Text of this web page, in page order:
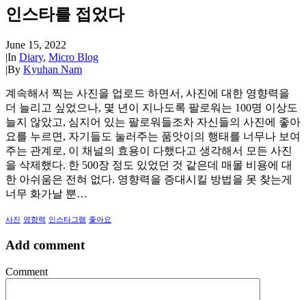
인스타를 접었다
June 15, 2022
|In Diary, Micro Blog
|By Kyuhan Nam
계속해서 찍는 사진을 업로드 하면서, 사진에 대한 영향력을
더 늘리고 싶었으나, 몇 년이 지나도록 팔로워는 100명 이상도
늘지 않았고, 심지어 있는 팔로워들조차 자신들의 사진에 좋아
요를 누르면, 자기들도 눌러주는 품앗이의 행태를 너무나 보여
주는 관계로, 이 채널의 효용이 다했다고 생각해서 모든 사진
을 삭제했다. 한 500장 정도 있었던 것 같은데 매몰 비용에 대
한 아쉬움은 전혀 없다. 영향력을 증대시킬 방법을 못 찾는게
너무 화가날 뿐…
사진 영향력 인스타그램 좋아요
Add comment
Comment